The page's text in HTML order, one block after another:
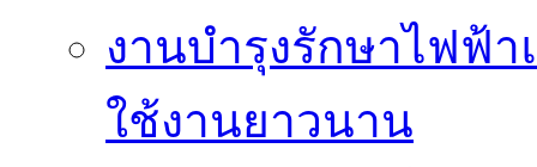
งานบำรุงรักษาไฟฟ้
ใช้งานยาวนาน